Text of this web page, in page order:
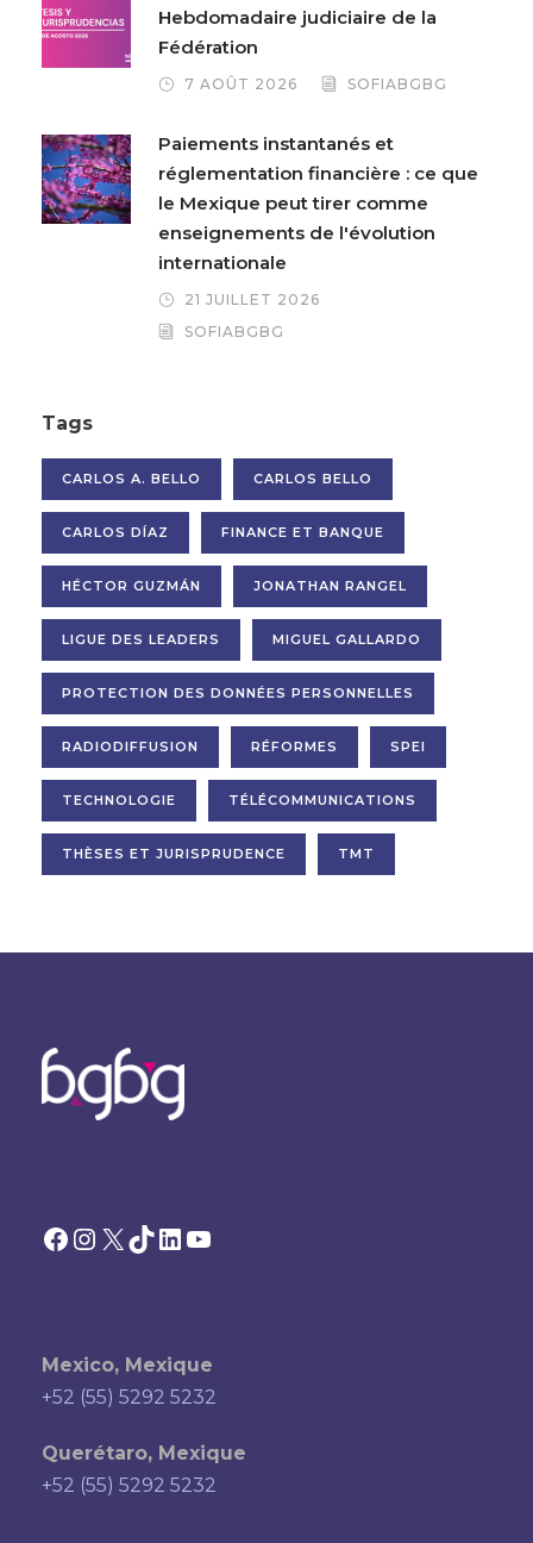
Hebdomadaire judiciaire de la
Fédération
7 AOÛT 2026 SOFIABGBG
Paiements instantanés et
réglementation financière : ce que
le Mexique peut tirer comme
enseignements de l'évolution
internationale
21 JUILLET 2026
SOFIABGBG
Tags
CARLOS A. BELLO CARLOS BELLO
CARLOS DÍAZ FINANCE ET BANQUE
HÉCTOR GUZMÁN JONATHAN RANGEL
LIGUE DES LEADERS MIGUEL GALLARDO
PROTECTION DES DONNÉES PERSONNELLES
RADIODIFFUSION RÉFORMES SPEI
TECHNOLOGIE TÉLÉCOMMUNICATIONS
THÈSES ET JURISPRUDENCE TMT
Facebook Instagram X TikTok LinkedIn YouTube
Mexico, Mexique
+52 (55) 5292 5232
Querétaro, Mexique
+52 (55) 5292 5232